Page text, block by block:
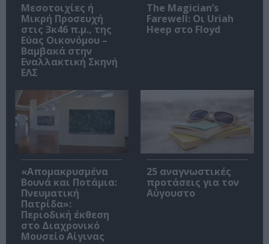
Μεσοτοιχίες ή
Μικρή Προσευχή
στις 3κ46 π.μ., της
Εύας Οικονόμου –
Βαμβακά στην
Εναλλακτική Σκηνή
ΕΛΣ
The Magician’s
Farewell: Οι Uriah
Heep στο Floyd
«Απομακρυσμένα
Βουνά και Ποτάμια:
Πνευματική
Πατρίδα»:
Περιοδική έκθεση
στο Διαχρονικό
Μουσείο Αίγινας
25 αναγνωστικές
προτάσεις για τον
Αύγουστο